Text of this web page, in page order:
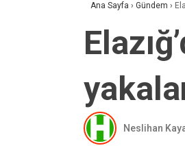
Ana Sayfa › Gündem ›
Neslihan